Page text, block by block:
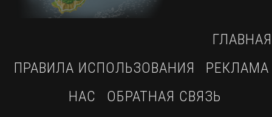
ГЛАВНАЯ
ПРАВИЛА ИСПОЛЬЗОВАНИЯ
РЕКЛАМА
НАС
ОБРАТНАЯ СВЯЗЬ